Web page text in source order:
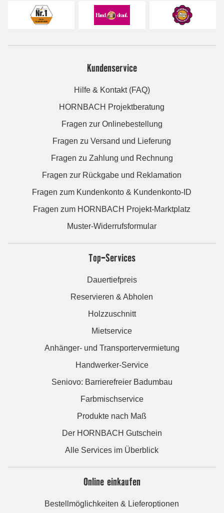
Kundenservice
Hilfe & Kontakt (FAQ)
HORNBACH Projektberatung
Fragen zur Onlinebestellung
Fragen zu Versand und Lieferung
Fragen zu Zahlung und Rechnung
Fragen zur Rückgabe und Reklamation
Fragen zum Kundenkonto & Kundenkonto-ID
Fragen zum HORNBACH Projekt-Marktplatz
Muster-Widerrufsformular
Top-Services
Dauertiefpreis
Reservieren & Abholen
Holzzuschnitt
Mietservice
Anhänger- und Transportervermietung
Handwerker-Service
Seniovo: Barrierefreier Badumbau
Farbmischservice
Produkte nach Maß
Der HORNBACH Gutschein
Alle Services im Überblick
Online einkaufen
Bestellmöglichkeiten & Lieferoptionen